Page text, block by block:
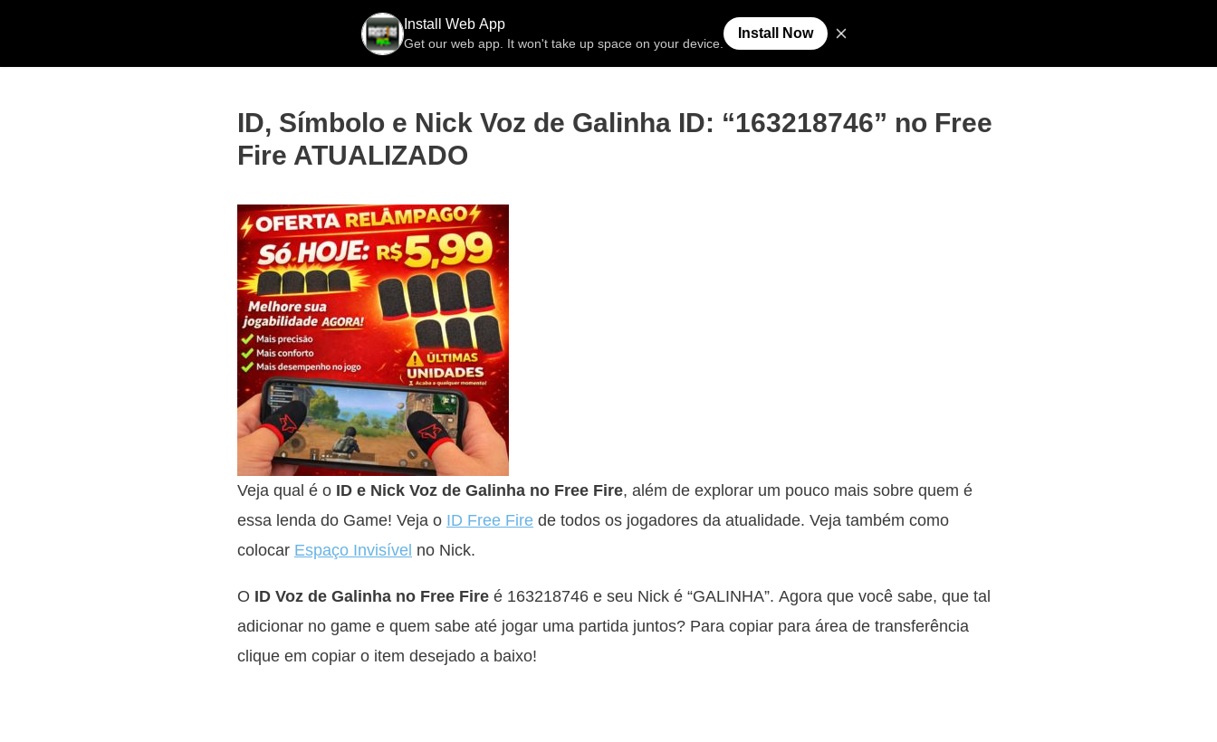
Free Fire Espaço Invisível Símbolos para Nick
ID, Símbolo e Nick Voz de Galinha ID: “163218746” no Free
Fire ATUALIZADO
Veja qual é o ID e Nick Voz de Galinha no Free Fire, além de explorar um pouco mais sobre quem é
essa lenda do Game! Veja o ID Free Fire de todos os jogadores da atualidade. Veja também como
colocar Espaço Invisível no Nick.
O ID Voz de Galinha no Free Fire é 163218746 e seu Nick é “GАLINHА”. Agora que você sabe, que tal
adicionar no game e quem sabe até jogar uma partida juntos? Para copiar para área de transferência
clique em copiar o item desejado a baixo!